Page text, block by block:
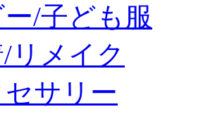
/子ども服
リメイク
サリー